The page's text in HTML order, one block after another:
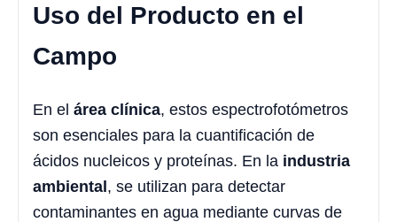
Uso del Producto en el
Campo
En el área clínica, estos espectrofotómetros
son esenciales para la cuantificación de
ácidos nucleicos y proteínas. En la industria
ambiental, se utilizan para detectar
contaminantes en agua mediante curvas de